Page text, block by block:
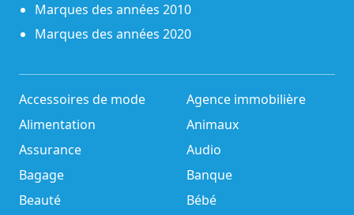
Marques des années 2010
Marques des années 2020
Accessoires de mode
Agence immobilière
Alimentation
Animaux
Assurance
Audio
Bagage
Banque
Beauté
Bébé